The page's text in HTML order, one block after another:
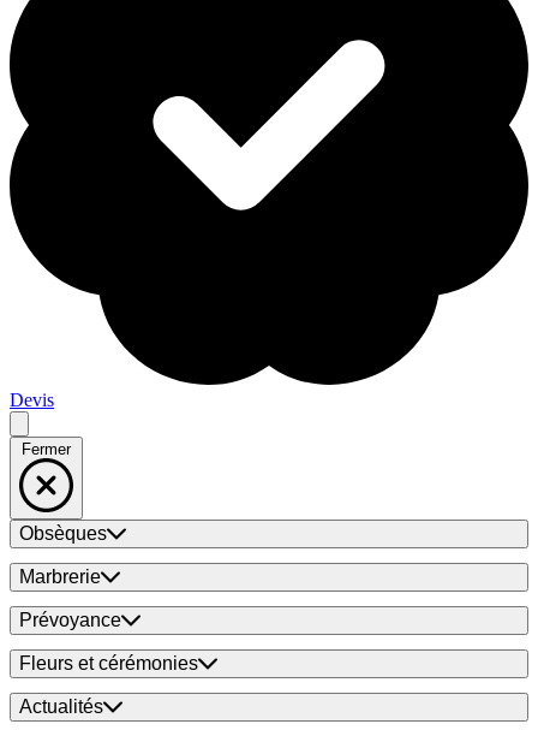
Devis
Fermer
Obsèques
Marbrerie
Prévoyance
Fleurs et cérémonies
Actualités